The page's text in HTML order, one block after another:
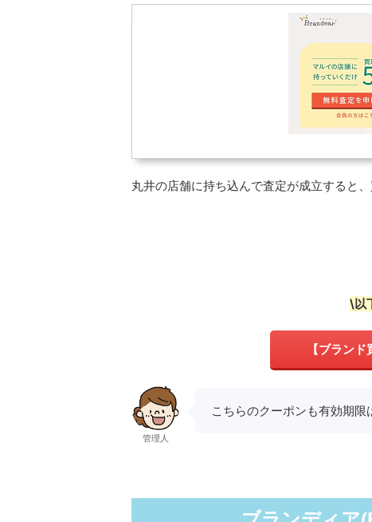
丸井の店舗に持ち込んで査定が成立すると
\以
【ブラン
管理人
こちらのクーポンも有効期限